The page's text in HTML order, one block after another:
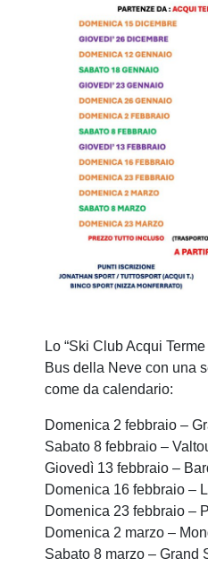
Lo “Ski Club Acqui
Bus della Neve con una
come da calendario:
Domenica 2 febbraio –
Sabato 8 febbraio –
Giovedì 13 febbraio –
Domenica 16 febbraio –
Domenica 23 febbraio –
Domenica 2 marzo –
Sabato 8 marzo – Grand